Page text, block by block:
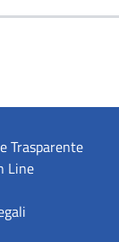
Trasparente
Line